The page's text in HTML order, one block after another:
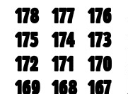
178 177 176
175 174 173
172 171 170
169 168 167